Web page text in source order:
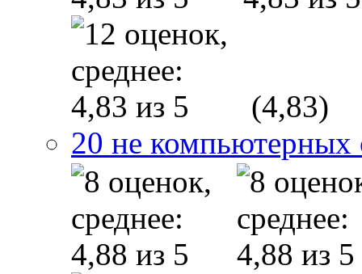
(4,83)
20 не компьютерных